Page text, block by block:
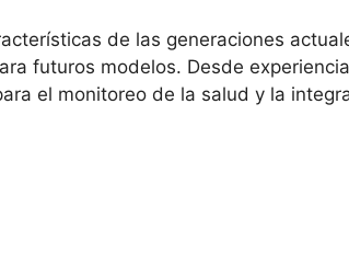
de las generaciones
futuros modelos. Desde
el monitoreo de la salud y la